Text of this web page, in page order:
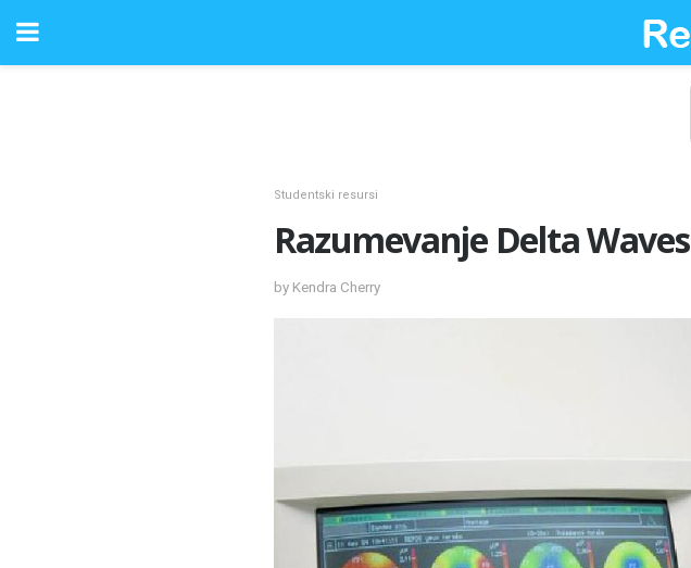
Studentski resursi
Razumevanje Delta Waves
by Kendra Cherry